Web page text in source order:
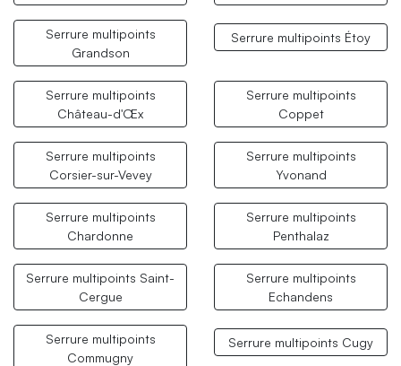
Serrure multipoints
Grandson
Serrure multipoints Étoy
Serrure multipoints
Château-d'Œx
Serrure multipoints
Coppet
Serrure multipoints
Corsier-sur-Vevey
Serrure multipoints
Yvonand
Serrure multipoints
Chardonne
Serrure multipoints
Penthalaz
Serrure multipoints Saint-
Cergue
Serrure multipoints
Echandens
Serrure multipoints
Commugny
Serrure multipoints Cugy